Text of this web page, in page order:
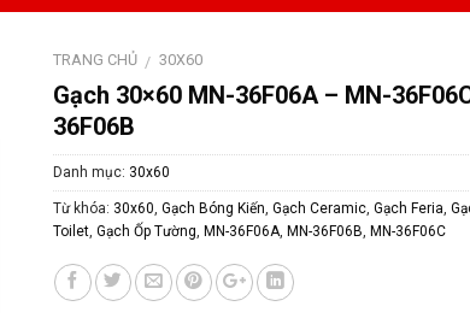
TRANG CHỦ / 30X60
Gạch 30×60 MN-36F06A – MN-
36F06B
Danh mục: 30x60
Từ khóa: 30x60, Gạch Bóng Kiến, Gạch Ceramic, Gạch Feria,
Toilet, Gạch Ốp Tường, MN-36F06A, MN-36F06B, MN-36F06C